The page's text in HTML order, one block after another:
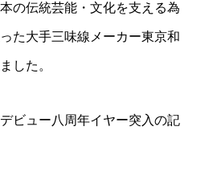
の伝統芸能・文化を支える為
た大手三味線メーカー東京和
した。
ビュー八周年イヤー突入の記